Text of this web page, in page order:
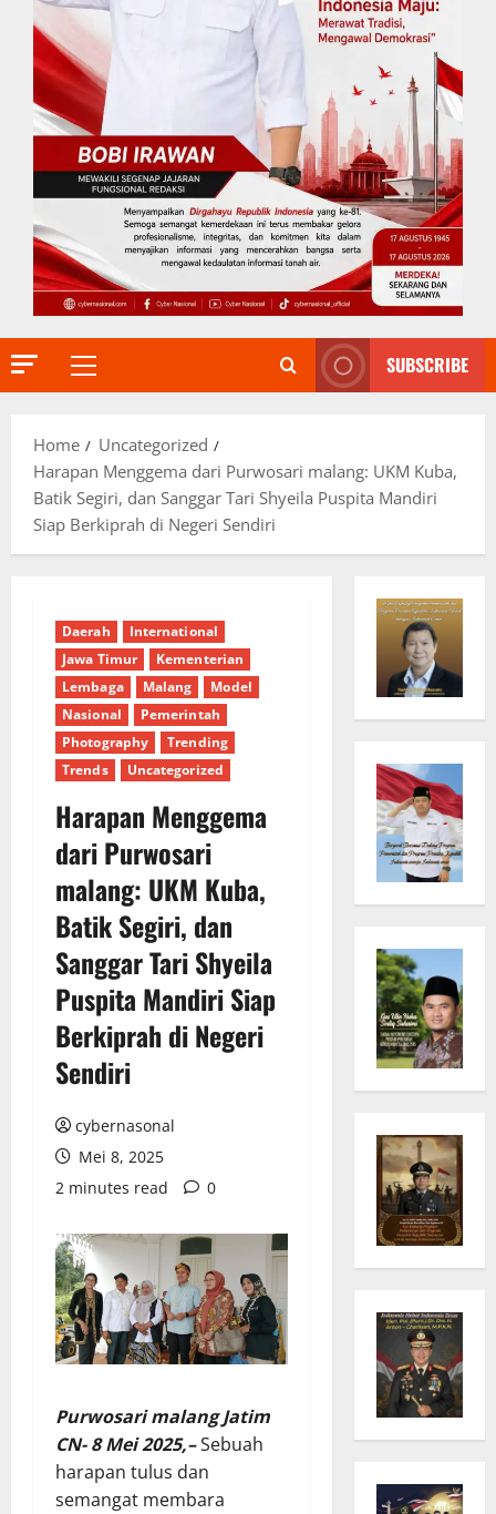
Primary
SUBSCRIBE
Home
Uncategorized
Harapan Menggema dari Purwosari malang: UKM Kuba,
Batik Segiri, dan Sanggar Tari Shyeila Puspita Mandiri
Siap Berkiprah di Negeri Sendiri
Daerah
International
Jawa Timur
Kementerian
Lembaga
Malang
Model
Nasional
Pemerintah
Photography
Trending
Trends
Uncategorized
Harapan Menggema
dari Purwosari
malang: UKM Kuba,
Batik Segiri, dan
Sanggar Tari Shyeila
Puspita Mandiri Siap
Berkiprah di Negeri
Sendiri
cybernasonal
Mei 8, 2025
2 minutes read
0
Purwosari malang Jatim
CN- 8 Mei 2025,–Sebuah
harapan tulus dan
semangat membara